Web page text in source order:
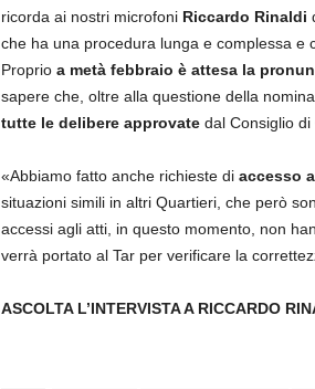
ricorda ai nostri microfoni Riccardo Rinaldi
che ha una procedura lunga e complessa e
Proprio a metà febbraio è attesa la
sapere che, oltre alla questione della
tutte le delibere approvatedal Consiglio di
«Abbiamo fatto anche richieste di accesso
situazioni simili in altri Quartieri, che però
accessi agli atti, in questo momento, non
verrà portato al Tar per verificare la
ASCOLTA L’INTERVISTA A RICCARDO